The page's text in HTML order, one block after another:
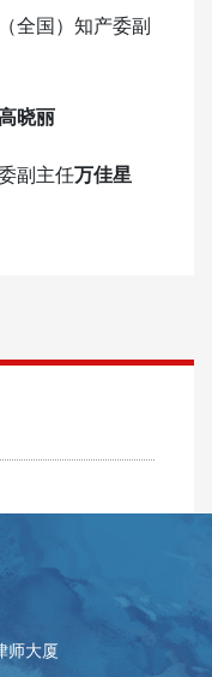
全国）知产委副
晓丽
副主任万佳星
师大厦